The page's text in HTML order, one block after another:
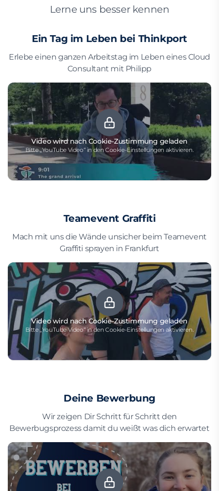
Lerne uns besser kennen
Ein Tag im Leben bei Thinkport
Erlebe einen ganzen Arbeitstag im Leben eines Cloud
Consultant mit Philipp
Video wird nach Cookie-Zustimmung geladen
Bitte „YouTube Video“ in den Cookie-Einstellungen aktivieren.
Teamevent Graffiti
Mach mit uns die Wände unsicher beim Teamevent
Graffiti sprayen in Frankfurt
Video wird nach Cookie-Zustimmung geladen
Bitte „YouTube Video“ in den Cookie-Einstellungen aktivieren.
Deine Bewerbung
Wir zeigen Dir Schritt für Schritt den
Bewerbugsprozess damit du weißt was dich erwartet